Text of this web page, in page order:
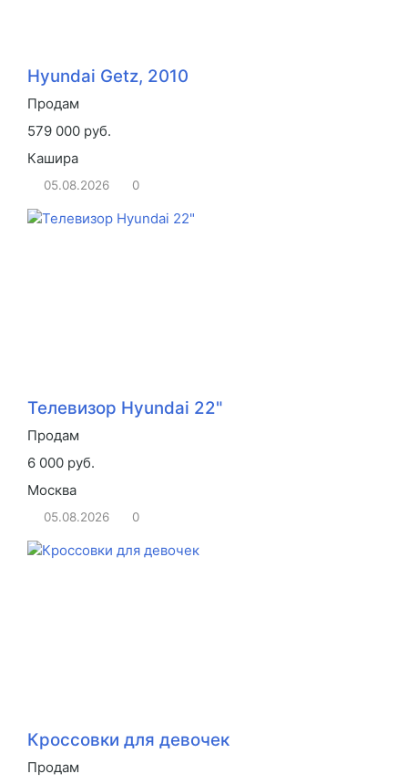
Hyundai Getz, 2010
Продам
579 000 руб.
Кашира
05.08.2026 0
Телевизор Hyundai 22"
Продам
6 000 руб.
Москва
05.08.2026 0
Кроссовки для девочек
Продам